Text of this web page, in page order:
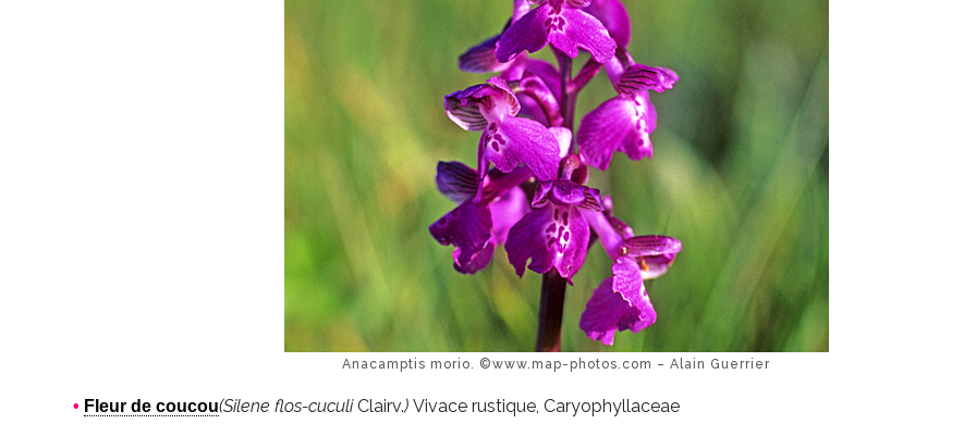
Anacamptis morio. ©www.map-photos.com – Alain Guerrier
• Fleur de coucou(Silene flos-cuculiClairv.)Vivace rustique, Caryophyllaceae